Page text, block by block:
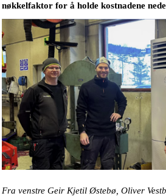
nøkkelfaktor for å holde kostnadene
Fra venstre Geir Kjetil Østebø, Oliver